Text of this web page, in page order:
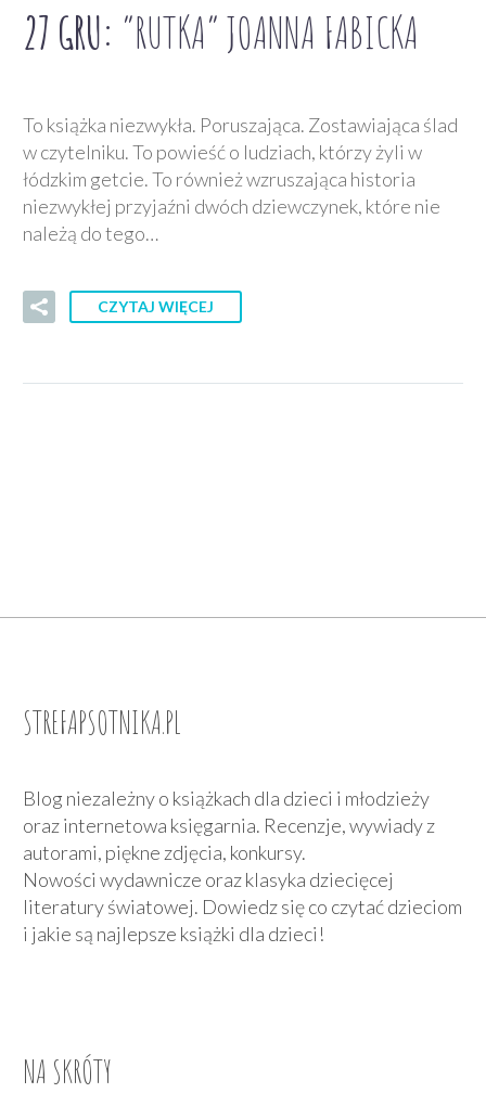
27 GRU: “RUTKA” JOANNA FABICKA
To książka niezwykła. Poruszająca. Zostawiająca ślad
w czytelniku. To powieść o ludziach, którzy żyli w
łódzkim getcie. To również wzruszająca historia
niezwykłej przyjaźni dwóch dziewczynek, które nie
należą do tego…
CZYTAJ WIĘCEJ
STREFAPSOTNIKA.PL
Blog niezależny o książkach dla dzieci i młodzieży
oraz internetowa księgarnia. Recenzje, wywiady z
autorami, piękne zdjęcia, konkursy.
Nowości wydawnicze oraz klasyka dziecięcej
literatury światowej. Dowiedz się co czytać dzieciom
i jakie są najlepsze książki dla dzieci!
NA SKRÓTY